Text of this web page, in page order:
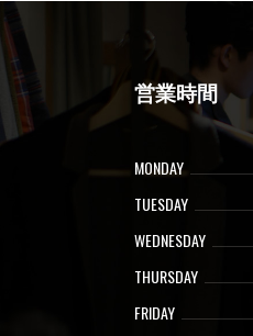
営業時間
MONDAY
TUESDAY
WEDNESDAY
THURSDAY
FRIDAY